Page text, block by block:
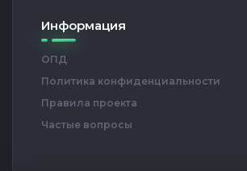
Информация
ОПД
Политика конфиденциальности
Правила проекта
Частые вопросы